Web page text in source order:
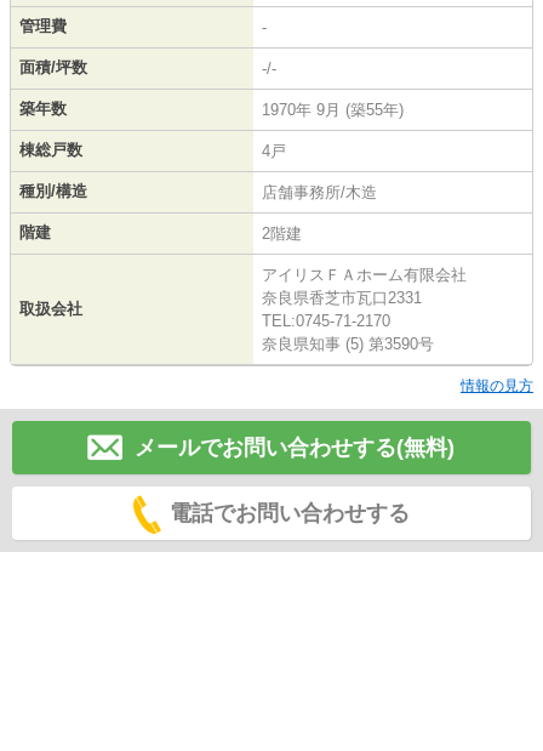
管理費 -
面積/坪数 -/-
築年数 1970年 9月 (築55年)
棟総戸数 4戸
種別/構造 店舗事務所/木造
階建 2階建
取扱会社
アイリスＦＡホーム有限会社
奈良県香芝市瓦口2331
TEL:0745-71-2170
奈良県知事 (5) 第3590号
情報の見方
メールでお問い合わせする(無料)
電話でお問い合わせする